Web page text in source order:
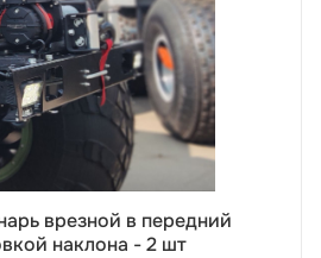
врезной в передний
наклона - 2 шт